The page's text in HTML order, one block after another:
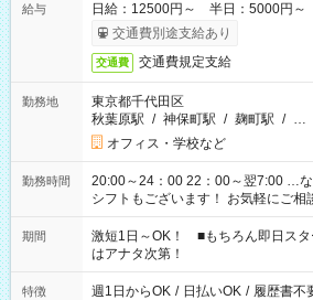
給与
日給：12500円～ 半日：5000円～
交通費別途支給あり
交通費 交通費規定支給
勤務地
東京都千代田区
秋葉原駅 / 神保町駅 / 麹町駅 / …
オフィス・学校など
勤務時間
20:00～24：00 22：00～翌7:00 …など1
シフトもございます！ お気軽にご相
期間
激短1日～OK！ ■もちろん即日ス
はアナタ次第！
特徴 週1日からOK / 日払いOK / 履歴書不